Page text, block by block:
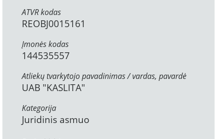
ATVR kodas
REOBJ0015161
Įmonės kodas
144535557
Atliekų tvarkytojo pavadinimas / vardas, pavardė
UAB "KASLITA"
Kategorija
Juridinis asmuo